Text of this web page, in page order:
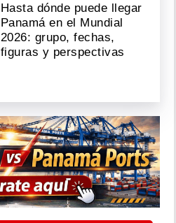
Hasta dónde puede llegar
Panamá en el Mundial
2026: grupo, fechas,
figuras y perspectivas